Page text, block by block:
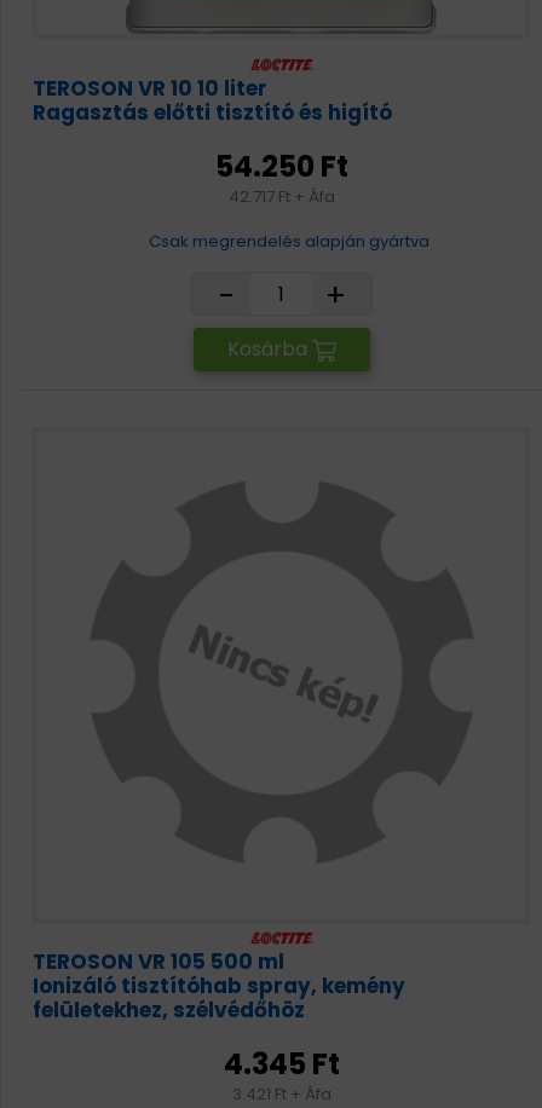
TEROSON VR 10 10 liter
Ragasztás előtti tisztító és higító
54.250 Ft
42.717 Ft + Áfa
Csak megrendelés alapján gyártva
- +
Kosárba
TEROSON VR 105 500 ml
Ionizáló tisztítóhab spray, kemény
felületekhez, szélvédőhöz
4.345 Ft
3.421 Ft + Áfa